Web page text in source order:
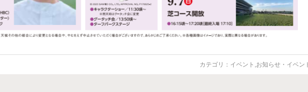
カテゴリ： イベント お知らせ・イベン